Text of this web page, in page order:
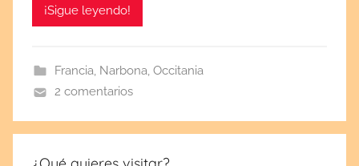
e
l
u
n
¡Sigue leyendo!
Francia, Narbona, Occitania
2 comentarios